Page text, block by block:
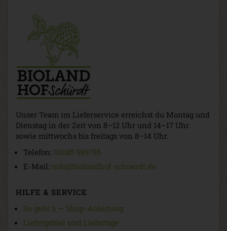
Unser Team im Lieferservice erreichst du Montag und
Dienstag in der Zeit von 8–12 Uhr und 14–17 Uhr
sowie mittwochs bis freitags von 8–14 Uhr.
Telefon: 02685 989755
E-Mail: info@biolandhof-schuerdt.de
HILFE & SERVICE
So geht 's — Shop-Anleitung
Liefergebiet und Liefertage